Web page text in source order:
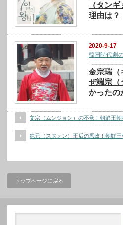
（タン
理由は？
2020-9-17
韓国時代劇
金宗瑞（
ぜ端宗（
かったの
文宗（ムンジョン）の不覚！朝鮮王朝
純元（スヌォン）王后の悪政！朝鮮王
トップページに戻る